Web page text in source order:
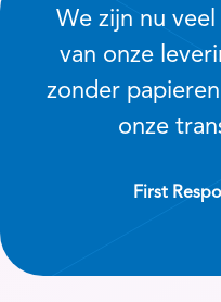
We zijn nu
van onze
zonder
onze
First